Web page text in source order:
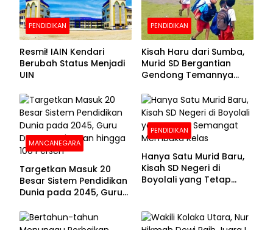
PENDIDIKAN
Resmi! IAIN Kendari
Berubah Status Menjadi
UIN
PENDIDIKAN
Kisah Haru dari Sumba,
Murid SD Bergantian
Gendong Temannya
Sekolah
MANCANEGARA
Targetkan Masuk 20
Besar Sistem Pendidikan
Dunia pada 2045, Guru
100 Persen
PENDIDIKAN
Hanya Satu Murid Baru,
Kisah SD Negeri di
Boyolali yang Tetap